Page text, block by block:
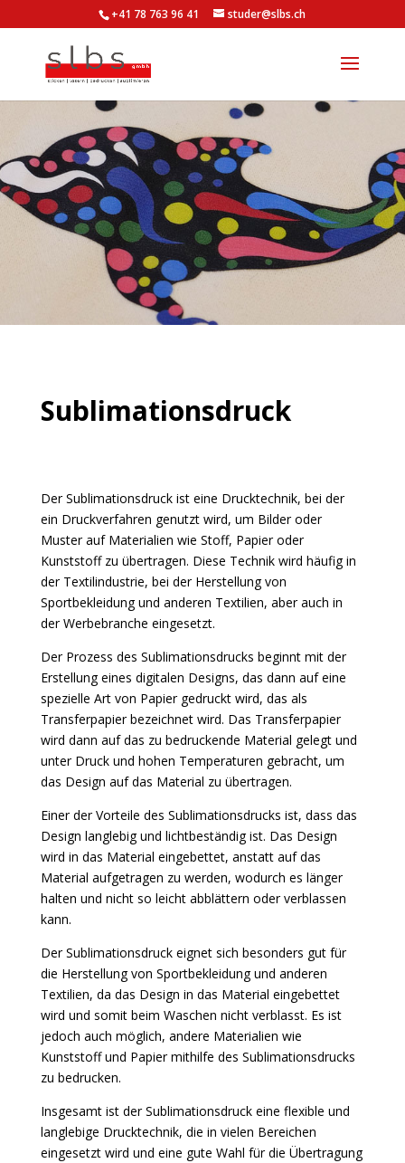
+41 78 763 96 41 studer@slbs.ch
Sublimationsdruck
Der Sublimationsdruck ist eine Drucktechnik, bei der
ein Druckverfahren genutzt wird, um Bilder oder
Muster auf Materialien wie Stoff, Papier oder
Kunststoff zu übertragen. Diese Technik wird häufig in
der Textilindustrie, bei der Herstellung von
Sportbekleidung und anderen Textilien, aber auch in
der Werbebranche eingesetzt.
Der Prozess des Sublimationsdrucks beginnt mit der
Erstellung eines digitalen Designs, das dann auf eine
spezielle Art von Papier gedruckt wird, das als
Transferpapier bezeichnet wird. Das Transferpapier
wird dann auf das zu bedruckende Material gelegt und
unter Druck und hohen Temperaturen gebracht, um
das Design auf das Material zu übertragen.
Einer der Vorteile des Sublimationsdrucks ist, dass das
Design langlebig und lichtbeständig ist. Das Design
wird in das Material eingebettet, anstatt auf das
Material aufgetragen zu werden, wodurch es länger
halten und nicht so leicht abblättern oder verblassen
kann.
Der Sublimationsdruck eignet sich besonders gut für
die Herstellung von Sportbekleidung und anderen
Textilien, da das Design in das Material eingebettet
wird und somit beim Waschen nicht verblasst. Es ist
jedoch auch möglich, andere Materialien wie
Kunststoff und Papier mithilfe des Sublimationsdrucks
zu bedrucken.
Insgesamt ist der Sublimationsdruck eine flexible und
langlebige Drucktechnik, die in vielen Bereichen
eingesetzt wird und eine gute Wahl für die Übertragung